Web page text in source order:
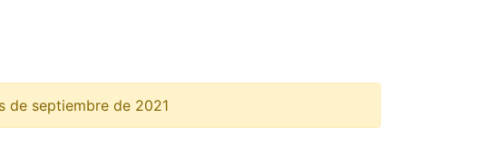
de septiembre de 2021